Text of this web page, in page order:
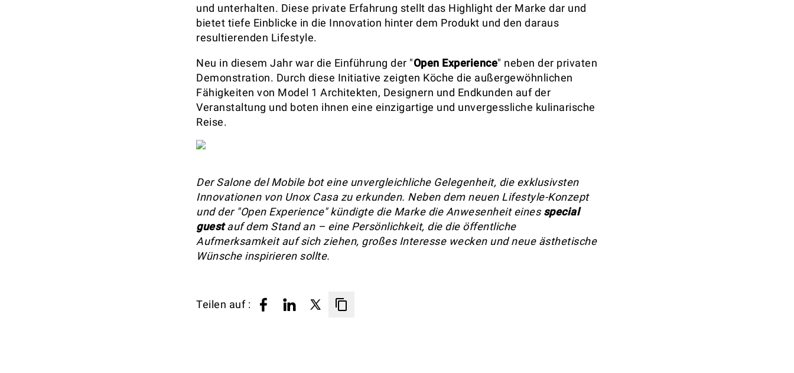
und unterhalten. Diese private Erfahrung stellt das Highlight der Marke dar und
bietet tiefe Einblicke in die Innovation hinter dem Produkt und den daraus
resultierenden Lifestyle.
Neu in diesem Jahr war die Einführung der "Open Experience" neben der privaten
Demonstration. Durch diese Initiative zeigten Köche die außergewöhnlichen
Fähigkeiten von Model 1 Architekten, Designern und Endkunden auf der
Veranstaltung und boten ihnen eine einzigartige und unvergessliche kulinarische
Reise.
Der Salone del Mobile bot eine unvergleichliche Gelegenheit, die exklusivsten
Innovationen von Unox Casa zu erkunden. Neben dem neuen Lifestyle-Konzept
und der "Open Experience" kündigte die Marke die Anwesenheit eines special
guestauf dem Stand an – eine Persönlichkeit, die die öffentliche
Aufmerksamkeit auf sich ziehen, großes Interesse wecken und neue ästhetische
Wünsche inspirieren sollte.
Teilen auf :